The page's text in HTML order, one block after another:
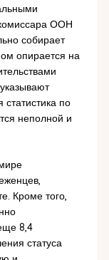
ООН
собирает
опирается на
по
неполной и
Кроме того,
8,4
статуса